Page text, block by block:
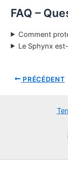
FAQ –
Comment
Le Sphynx
PRÉCÉDENT